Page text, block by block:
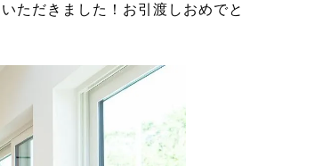
ただきました！お引渡しおめでと